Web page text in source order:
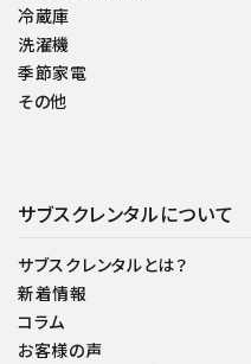
冷蔵庫
洗濯機
季節家電
その他
サブスクレンタルについて
サブスクレンタルとは？
新着情報
コラム
お客様の声